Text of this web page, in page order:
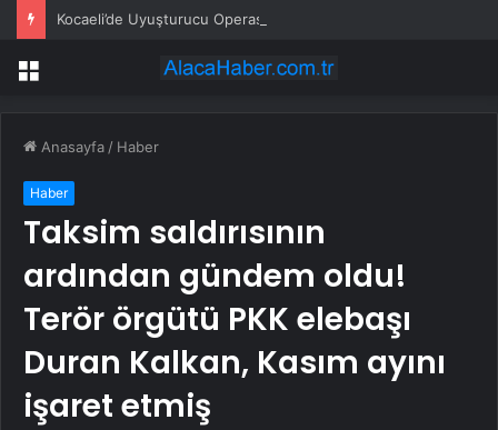
Menü
Anasayfa / Haber
Haber
Taksim saldırısının
ardından gündem oldu!
Terör örgütü PKK elebaşı
Duran Kalkan, Kasım ayını
işaret etmiş